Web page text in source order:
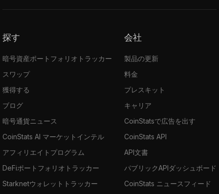
探す
暗号資産ポートフォリオトラッカー
スワップ
獲得する
ブログ
暗号通貨ニュース
CoinStats AI マーケットインテル
アフィリエイトプログラム
DeFiポートフォリオトラッカー
Starknetウォレットトラッカー
会社
製品の更新
料金
プレスキット
キャリア
CoinStatsで広告を出す
CoinStats API
API文書
パブリックAPIダッシュボード
CoinStats ニュースフィード